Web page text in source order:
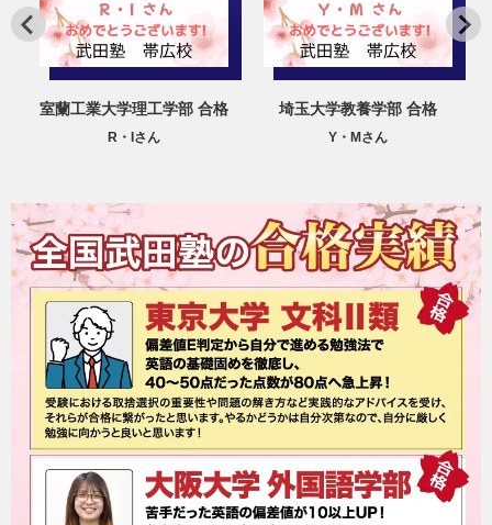
室蘭工業大学理工学部 合格
R・Iさん
埼玉大学教養学部 合格
Y・Mさん